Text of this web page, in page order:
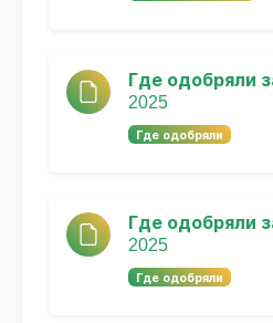
Где одобряли
2025
Где одобряли
Где одобряли
2025
Где одобряли